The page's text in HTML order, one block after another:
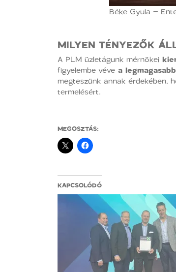
Béke Gyula –
MILYEN TÉNYEZŐK
A PLM üzletágunk mérnökei
figyelembe véve a
megteszünk annak érdekében,
termelésért.
MEGOSZTÁS:
KAPCSOLÓDÓ